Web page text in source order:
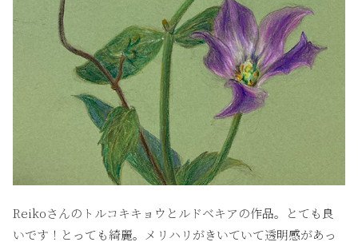
Reikoさんのトルコキキョウとルドベキアの作品。とても良
いです！とっても綺麗。メリハリがきいていて透明感があっ